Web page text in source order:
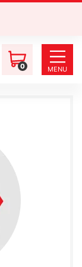
0 MENU